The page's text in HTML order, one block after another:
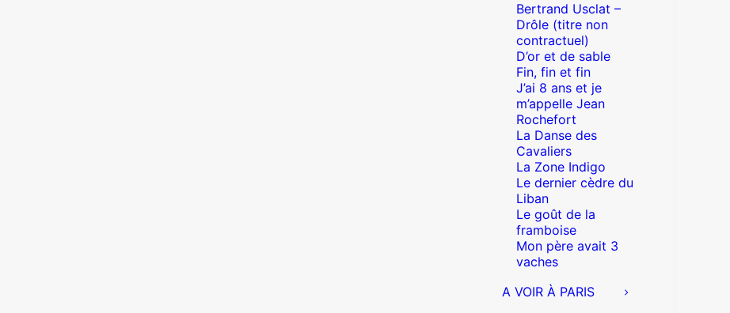
Bertrand Usclat –
Drôle (titre non
contractuel)
D’or et de sable
Fin, fin et fin
J’ai 8 ans et je
m’appelle Jean
Rochefort
La Danse des
Cavaliers
La Zone Indigo
Le dernier cèdre du
Liban
Le goût de la
framboise
Mon père avait 3
vaches
A VOIR À PARIS